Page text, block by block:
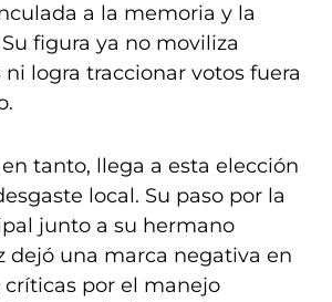
a la memoria y la
figura ya no moviliza
ni logra traccionar votos fuera
tanto, llega a esta elección
local. Su paso por la
junto a su hermano
dejó una marca negativa en
críticas por el manejo